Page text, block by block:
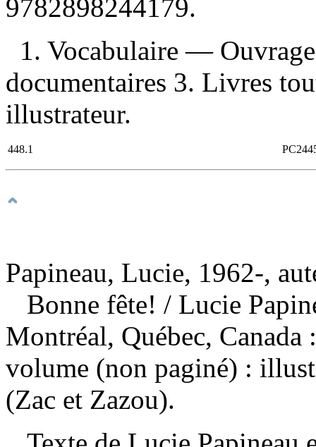
9782898244179.
1. Vocabulaire —
documentaires 3. Livres
illustrateur.
448.1
Papineau, Lucie, 1962-,
Bonne fête! / Lucie
Montréal, Québec,
volume (non paginé) :
(Zac et Zazou).